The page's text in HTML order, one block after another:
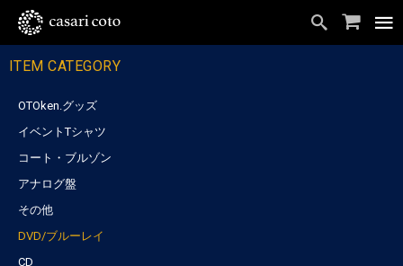
ITEM CATEGORY
OTOken.グッズ
イベントTシャツ
コート・ブルゾン
アナログ盤
その他
DVD/ブルーレイ
CD